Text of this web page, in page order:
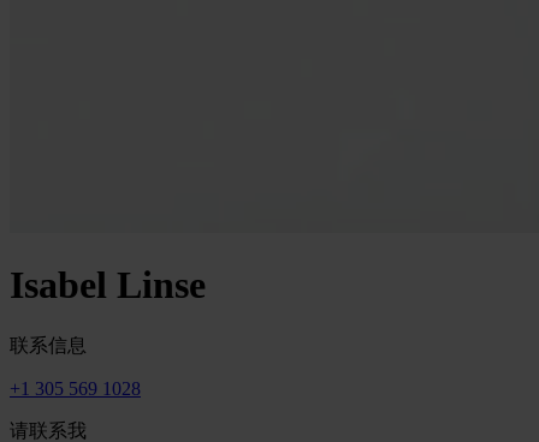
Isabel Linse
联系信息
+1 305 569 1028
请联系我